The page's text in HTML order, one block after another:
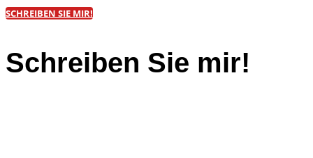
SCHREIBEN SIE MIR!
Schreiben Sie mir!